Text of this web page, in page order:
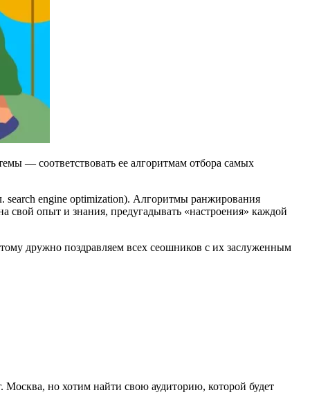
— соответствовать ее алгоритмам отбора самых
search engine optimization). Алгоритмы ранжирования
свой опыт и знания, предугадывать «настроения» каждой
дружно поздравляем всех сеошников с их заслуженным
Москва, но хотим найти свою аудиторию, которой будет